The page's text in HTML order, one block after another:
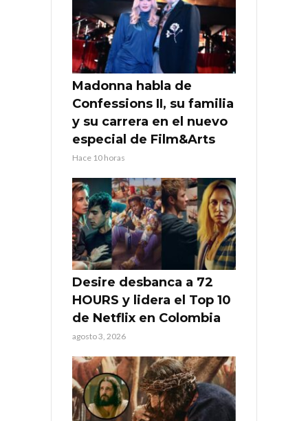
Madonna habla de
Confessions II, su familia
y su carrera en el nuevo
especial de Film&Arts
Hace 10 horas
Desire desbanca a 72
HOURS y lidera el Top 10
de Netflix en Colombia
agosto 3, 2026